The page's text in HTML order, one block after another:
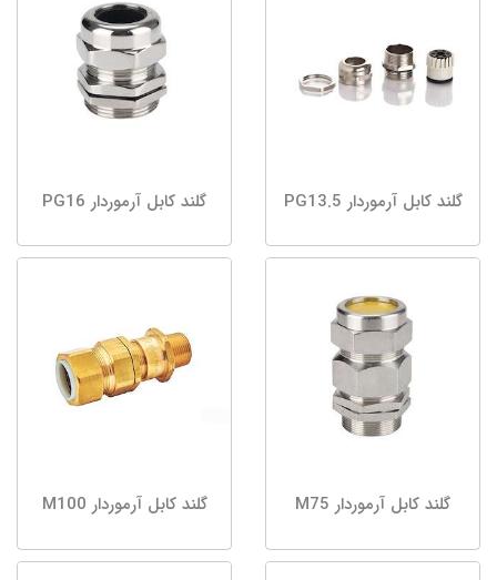
گلند کابل آرموردار PG13.5 گلند کابل آرموردار PG16
گلند کابل آرموردار M75 گلند کابل آرموردار M100